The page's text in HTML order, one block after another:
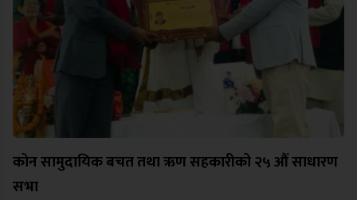
कोन सामुदायिक बचत तथा ऋण सहकारीको २५ औं साधारण
सभा